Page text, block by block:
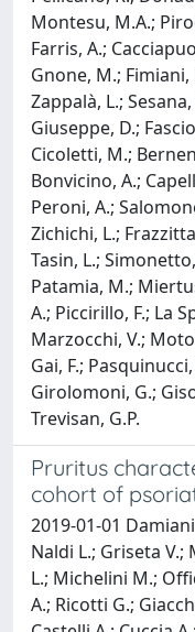
Montesu, M.A.;
Farris, A.;
Gnone, M.;
Zappalà, L.;
Giuseppe, D.;
Cicoletti, M.;
Bonvicino, A.;
Peroni, A.;
Zichichi, L.;
Tasin, L.;
Patamia, M.;
A.; Piccirillo, F.; La
Marzocchi, V.;
Gai, F.;
Girolomoni, G.;
Trevisan, G.P.
Pruritus
cohort of
2019-01-01
Naldi L.; Griseta
L.; Michelini M.;
A.; Ricotti G.;